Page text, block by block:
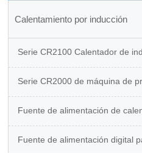
Calentamiento por inducción
Serie CR2100 Calentador de